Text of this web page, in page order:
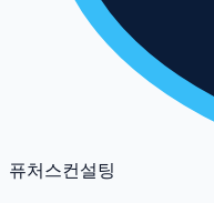
퓨처스컨설팅